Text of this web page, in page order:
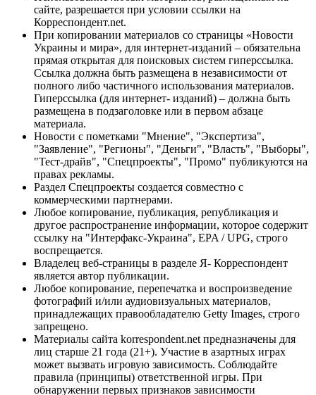
сайте, разрешается при условии ссылки на
Корреспондент.net.
При копировании материалов со страницы «Новости
Украины и мира», для интернет-изданий – обязательна
прямая открытая для поисковых систем гиперссылка.
Ссылка должна быть размещена в независимости от
полного либо частичного использования материалов.
Гиперссылка (для интернет- изданий) – должна быть
размещена в подзаголовке или в первом абзаце
материала.
Новости с пометками "Мнение", "Экспертиза",
"Заявление", "Регионы", "Деньги", "Власть", "Выборы",
"Тест-драйв", "Спецпроекты", "Промо" публикуются на
правах рекламы.
Раздел Спецпроекты создается совместно с
коммерческими партнерами.
Любое копирование, публикация, републикация и
другое распространение информации, которое содержит
ссылку на "Интерфакс-Украина", EPA / UPG, строго
воспрещается.
Владелец веб-страницы в разделе Я- Корреспондент
является автор публикации.
Любое копирование, перепечатка и воспроизведение
фотографий и/или аудиовизуальных материалов,
принадлежащих правообладателю Getty Images, строго
запрещено.
Материалы сайта korrespondent.net предназначены для
лиц старше 21 года (21+). Участие в азартных играх
может вызвать игровую зависимость. Соблюдайте
правила (принципы) ответственной игры. При
обнаружении первых признаков зависимости